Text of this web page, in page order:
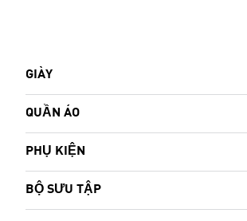
GIÀY
QUẦN ÁO
PHỤ KIỆN
BỘ SƯU TẬP